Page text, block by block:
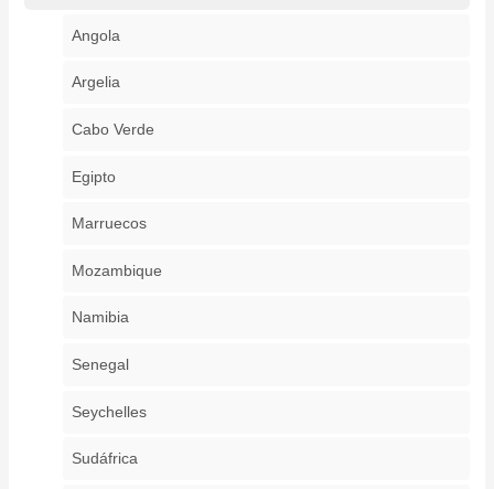
Angola
Argelia
Cabo Verde
Egipto
Marruecos
Mozambique
Namibia
Senegal
Seychelles
Sudáfrica